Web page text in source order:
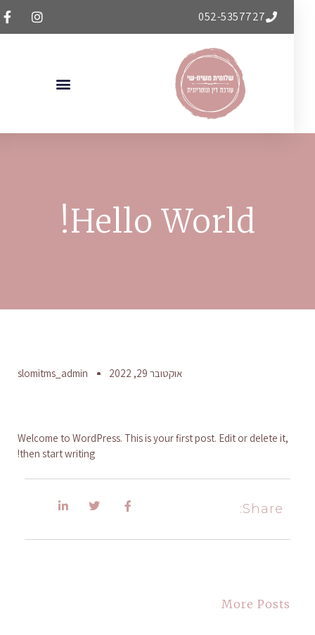
052-5357727
Hello World!
אוקטובר 29, 2022 slomitms_admin
Welcome to WordPress. This is your first post. Edit or delete it,
then start writing!
Share:
More Posts